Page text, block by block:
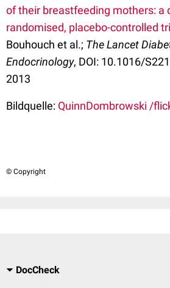
of their breastfeeding mothers: a
randomised, placebo-controlled
Bouhouch et al.; The Lancet
Endocrinology, DOI: 10.1016/
2013
Bildquelle: QuinnDombrowski /
© Copyright
DocCheck